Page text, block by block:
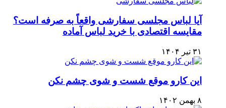
آیا لباس مجلسی سفارشی واقعاً به صرفه است؟
مقایسه اقتصادی با خرید لباس آماده
۳۱ تیر ۱۴۰۴
این کارو موقع شست و شوی چشم نکن
۸ بهمن ۱۴۰۲